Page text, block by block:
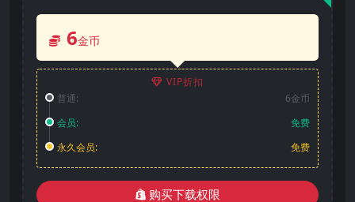
6金币
VIP折扣
普通:
6金币
会员:
免费
永久会员:
免费
购买下载权限